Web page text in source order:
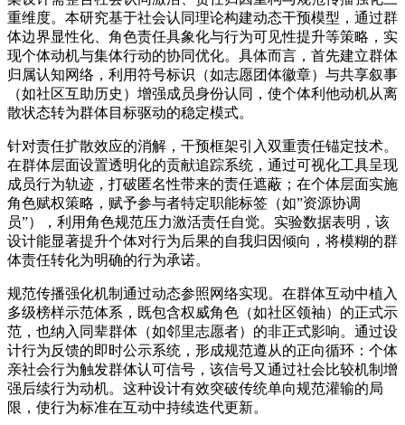
重维度。本研究基于社会认同理论构建动态干预模型，通过群
体边界显性化、角色责任具象化与行为可见性提升等策略，实
现个体动机与集体行动的协同优化。具体而言，首先建立群体
归属认知网络，利用符号标识（如志愿团体徽章）与共享叙事
（如社区互助历史）增强成员身份认同，使个体利他动机从离
散状态转为群体目标驱动的稳定模式。
针对责任扩散效应的消解，干预框架引入双重责任锚定技术。
在群体层面设置透明化的贡献追踪系统，通过可视化工具呈现
成员行为轨迹，打破匿名性带来的责任遮蔽；在个体层面实施
角色赋权策略，赋予参与者特定职能标签（如”资源协调
员”），利用角色规范压力激活责任自觉。实验数据表明，该
设计能显著提升个体对行为后果的自我归因倾向，将模糊的群
体责任转化为明确的行为承诺。
规范传播强化机制通过动态参照网络实现。在群体互动中植入
多级榜样示范体系，既包含权威角色（如社区领袖）的正式示
范，也纳入同辈群体（如邻里志愿者）的非正式影响。通过设
计行为反馈的即时公示系统，形成规范遵从的正向循环：个体
亲社会行为触发群体认可信号，该信号又通过社会比较机制增
强后续行为动机。这种设计有效突破传统单向规范灌输的局
限，使行为标准在互动中持续迭代更新。